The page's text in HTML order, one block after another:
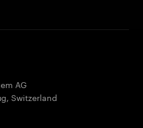
AG
, Switzerland